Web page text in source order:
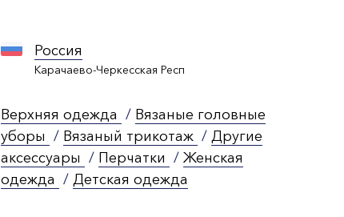
Россия
Карачаево-Черкесская Респ
Верхняя одежда / Вязаные головные
уборы / Вязаный трикотаж / Другие
аксессуары / Перчатки / Женская
одежда / Детская одежда